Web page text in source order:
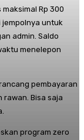
Rp 300
jempolnya untuk
admin. Saldo
menelepon
pembayaran
rawan. Bisa saja
program zero